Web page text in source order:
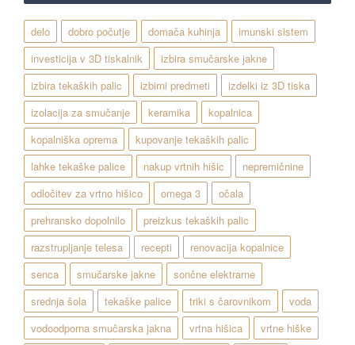
delo dobro počutje domača kuhinja
imunski sistem
investicija v 3D tiskalnik
izbira smučarske jakne
izbira tekaških palic
izbirni predmeti
izdelki iz 3D tiska
izolacija za smučanje
keramika
kopalnica
kopalniška oprema
kupovanje tekaških palic
lahke tekaške palice
nakup vrtnih hišic
nepremičnine
odločitev za vrtno hišico
omega 3
očala
prehransko dopolnilo
preizkus tekaških palic
razstrupljanje telesa
recepti
renovacija kopalnice
senca
smučarske jakne
sončne elektrarne
srednja šola
tekaške palice triki s čarovnikom
voda
vodoodporna smučarska jakna
vrtna hišica vrtne hiške